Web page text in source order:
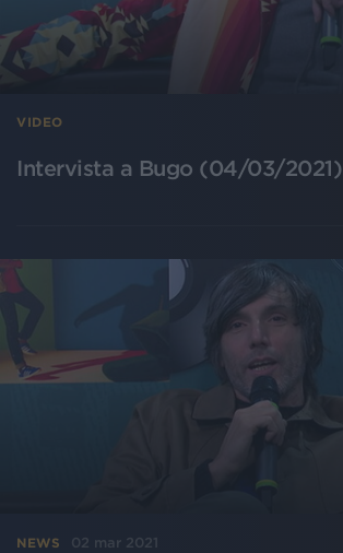
VIDEO
Intervista a Bugo (04/03/2021)
NEWS 02 mar 2021